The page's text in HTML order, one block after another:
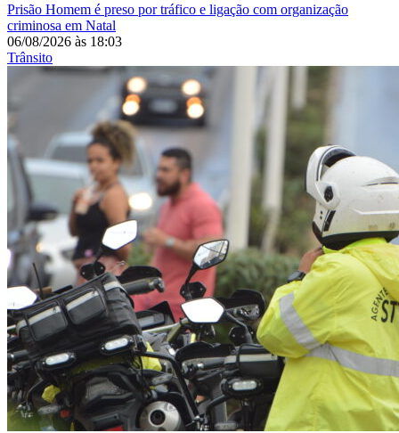
Prisão Homem é preso por tráfico e ligação com organização
criminosa em Natal
06/08/2026 às 18:03
Trânsito